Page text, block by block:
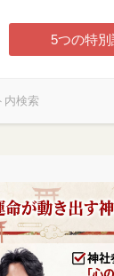
5つの特